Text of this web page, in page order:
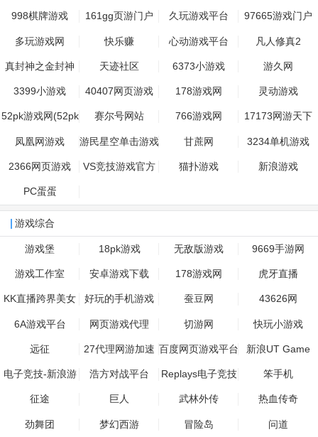
平台 首页
998棋牌游戏 161gg页游门户 久玩游戏平台 97665游戏门户
多玩游戏网 快乐赚 心动游戏平台 凡人修真2
真封神之金封神 天迹社区 6373小游戏 游久网
3399小游戏 40407网页游戏 178游戏网 灵动游戏
52pk游戏网(52pk
网站怎么了)
赛尔号网站 766游戏网 17173网游天下
凤凰网游戏 游民星空单击游戏
下载基地
甘蔗网 3234单机游戏
2366网页游戏 VS竞技游戏官方 猫扑游戏 新浪游戏
PC蛋蛋
游戏综合
游戏堡 18pk游戏 无敌版游戏 9669手游网
游戏工作室 安卓游戏下载 178游戏网 虎牙直播
KK直播跨界美女 好玩的手机游戏 蚕豆网 43626网
6A游戏平台 网页游戏代理 切游网 快玩小游戏
远征 27代理网游加速
器
百度网页游戏平台 新浪UT Game
电子竞技-新浪游
戏
浩方对战平台 Replays电子竞技
社区
笨手机
征途 巨人 武林外传 热血传奇
劲舞团 梦幻西游 冒险岛 问道